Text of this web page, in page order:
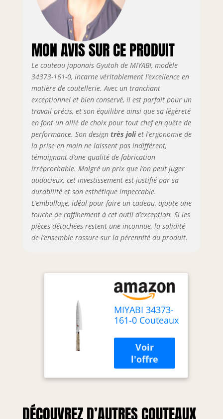
MON AVIS SUR CE PRODUIT
Le couteau japonais Gyutoh de MIYABI, modèle
34373-161-0, incarne véritablement l’excellence en
matière de coutellerie. Avec un tranchant
exceptionnel et bien conservé, il est parfait pour un
travail précis, et son équilibre ainsi que sa légèreté
en font un allié de choix pour tout chef en quête de
performance. Son design très joliet l’ergonomie de
la prise en main ne laissent pas indifférent,
témoignant d’une qualité de fabrication
irréprochable. Malgré un prix que l’on peut juger
audacieux, cet investissement est justifié par sa
durabilité et son esthétique impeccable.
L’emballage, idéal pour faire un cadeau, ajoute une
touche de raffinement à cet outil d’exception. Si les
pièces détachées restent une inconnue, la solidité
de l’ensemble rassure sur la pérennité du produit.
MIYABI 34373-
161-0 Couteaux
Gyutoh
DÉCOUVREZ D’AUTRES COUTEAUX